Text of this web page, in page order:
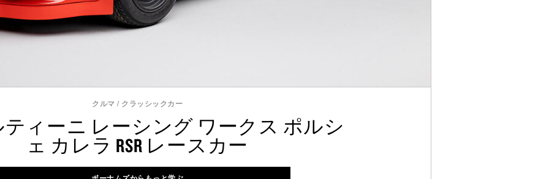
クルマ / クラッシックカー
ティーニ レーシング ワークス ポルシ
ェ カレラ RSR レースカー